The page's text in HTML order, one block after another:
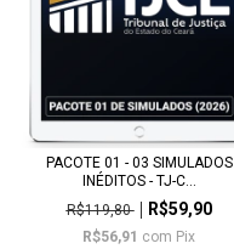
PACOTE 01 - 03 SIMULADOS
INÉDITOS - TJ-C...
R$119,80
R$59,90
R$56,91 com Pix